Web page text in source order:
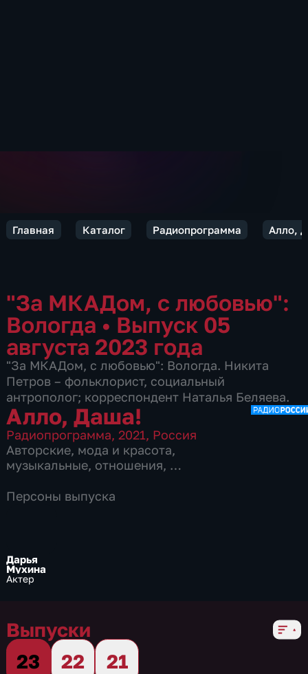
Главная Каталог Радиопрограмма Алло,
"За МКАДом, с любовью":
Вологда • Выпуск 05
августа 2023 года
"За МКАДом, с любовью": Вологда. Никита
Петров – фольклорист, социальный
антрополог; корреспондент Наталья Беляева.
Алло, Даша!
Радиопрограмма, 2021, Россия
Авторские, мода и красота,
музыкальные, отношения,
Персоны выпуска
Дарья
Мухина
Актер
Выпуски
23
22
21